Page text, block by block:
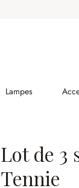
Lampes
Lot de 3
Tennie